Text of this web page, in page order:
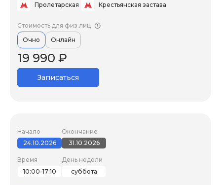
Пролетарская Крестьянская застава
Стоимость для физ.лиц
Очно
Онлайн
19 990 ₽
Записаться
Начало
24.10.2026
Окончание
31.10.2026
Время
10:00-17:10
День недели
суббота